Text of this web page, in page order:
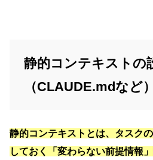
静的コンテキストの
（CLAUDE.mdなど）
静的コンテキストとは、タスク
しておく「変わらない前提情報」